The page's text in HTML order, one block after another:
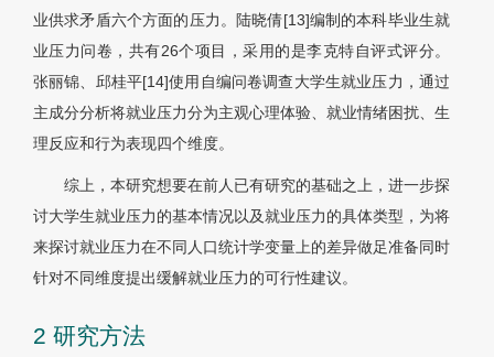
业供求矛盾六个方面的压力。陆晓倩[13]编制的本科毕业生就
业压力问卷，共有26个项目，采用的是李克特自评式评分。
张丽锦、邱桂平[14]使用自编问卷调查大学生就业压力，通过
主成分分析将就业压力分为主观心理体验、就业情绪困扰、生
理反应和行为表现四个维度。
综上，本研究想要在前人已有研究的基础之上，进一步探
讨大学生就业压力的基本情况以及就业压力的具体类型，为将
来探讨就业压力在不同人口统计学变量上的差异做足准备同时
针对不同维度提出缓解就业压力的可行性建议。
2 研究方法